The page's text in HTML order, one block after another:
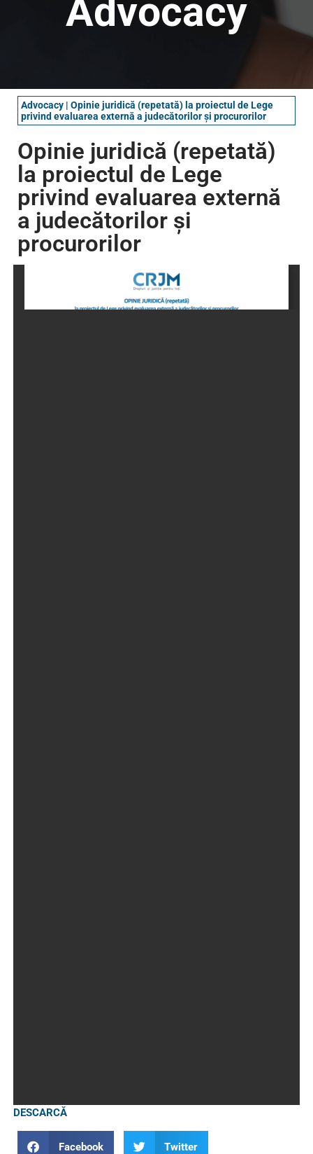
Advocacy
Advocacy | Opinie juridică (repetată) la proiectul de Lege
privind evaluarea externă a judecătorilor și procurorilor
Opinie juridică (repetată)
la proiectul de Lege
privind evaluarea externă
a judecătorilor și
procurorilor
DESCARCĂ
Facebook Twitter